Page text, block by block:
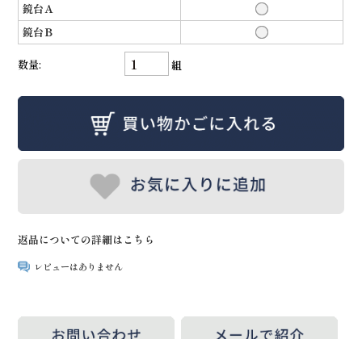
鏡台Ａ
鏡台Ｂ
数量: 組
返品についての詳細はこちら
レビューはありません